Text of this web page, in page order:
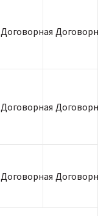
Договорная
Договорная
Договорная